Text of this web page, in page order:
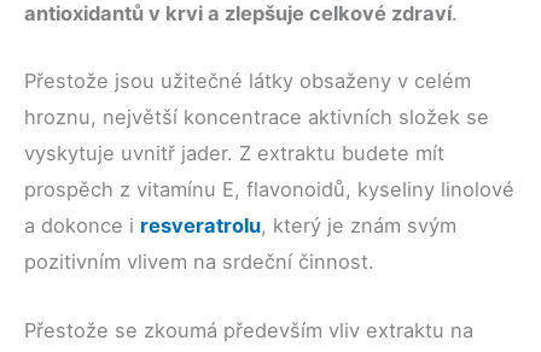
antioxidantů v krvi a zlepšuje celkové zdraví.
Přestože jsou užitečné látky obsaženy v celém
hroznu, největší koncentrace aktivních složek se
vyskytuje uvnitř jader. Z extraktu budete mít
prospěch z vitamínu E, flavonoidů, kyseliny linolové
a dokonce i resveratrolu, který je znám svým
pozitivním vlivem na srdeční činnost.
Přestože se zkoumá především vliv extraktu na